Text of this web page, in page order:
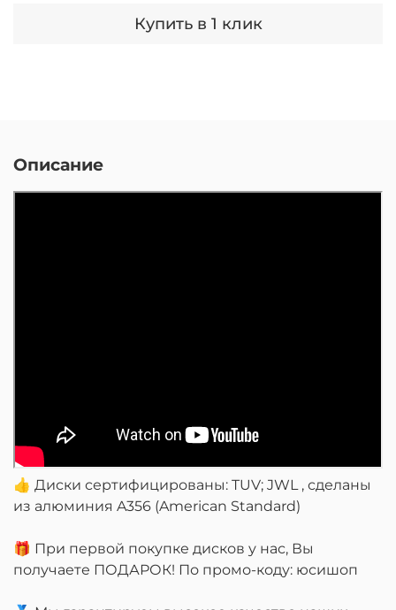
Купить в 1 клик
Описание
👍 Диски сертифицированы: TUV; JWL , сделаны
из алюминия A356 (American Standard)
🎁 При первой покупке дисков у нас, Вы
получаете ПОДАРОК! По промо-коду: юсишоп